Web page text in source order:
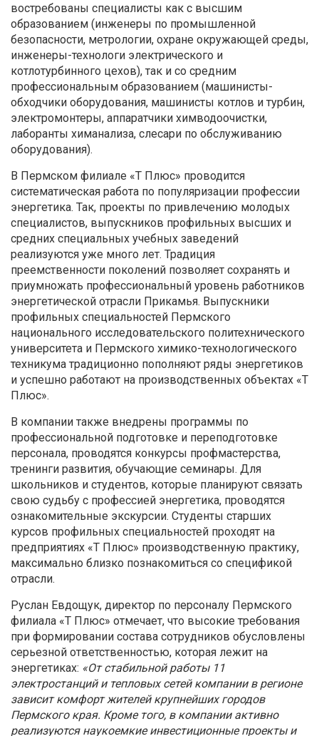
востребованы специалисты как с высшим
образованием (инженеры по промышленной
безопасности, метрологии, охране окружающей среды,
инженеры-технологи электрического и
котлотурбинного цехов), так и со средним
профессиональным образованием (машинисты-
обходчики оборудования, машинисты котлов и турбин,
электромонтеры, аппаратчики химводоочистки,
лаборанты химанализа, слесари по обслуживанию
оборудования).
В Пермском филиале «Т Плюс» проводится
систематическая работа по популяризации профессии
энергетика. Так, проекты по привлечению молодых
специалистов, выпускников профильных высших и
средних специальных учебных заведений
реализуются уже много лет. Традиция
преемственности поколений позволяет сохранять и
приумножать профессиональный уровень работников
энергетической отрасли Прикамья. Выпускники
профильных специальностей Пермского
национального исследовательского политехнического
университета и Пермского химико-технологического
техникума традиционно пополняют ряды энергетиков
и успешно работают на производственных объектах «Т
Плюс».
В компании также внедрены программы по
профессиональной подготовке и переподготовке
персонала, проводятся конкурсы профмастерства,
тренинги развития, обучающие семинары. Для
школьников и студентов, которые планируют связать
свою судьбу с профессией энергетика, проводятся
ознакомительные экскурсии. Студенты старших
курсов профильных специальностей проходят на
предприятиях «Т Плюс» производственную практику,
максимально близко познакомиться со спецификой
отрасли.
Руслан Евдощук, директор по персоналу Пермского
филиала «Т Плюс» отмечает, что высокие требования
при формировании состава сотрудников обусловлены
серьезной ответственностью, которая лежит на
энергетиках: «От стабильной работы 11
электростанций и тепловых сетей компании в регионе
зависит комфорт жителей крупнейших городов
Пермского края. Кроме того, в компании активно
реализуются наукоемкие инвестиционные проекты и